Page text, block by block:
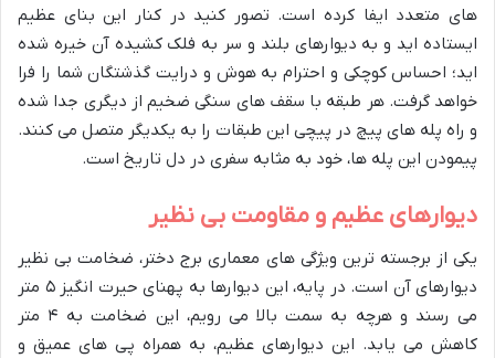
های متعدد ایفا کرده است. تصور کنید در کنار این بنای عظیم
ایستاده اید و به دیوارهای بلند و سر به فلک کشیده آن خیره شده
اید؛ احساس کوچکی و احترام به هوش و درایت گذشتگان شما را فرا
خواهد گرفت. هر طبقه با سقف های سنگی ضخیم از دیگری جدا شده
و راه پله های پیچ در پیچی این طبقات را به یکدیگر متصل می کنند.
پیمودن این پله ها، خود به مثابه سفری در دل تاریخ است.
دیوارهای عظیم و مقاومت بی نظیر
یکی از برجسته ترین ویژگی های معماری برج دختر، ضخامت بی نظیر
دیوارهای آن است. در پایه، این دیوارها به پهنای حیرت انگیز ۵ متر
می رسند و هرچه به سمت بالا می رویم، این ضخامت به ۴ متر
کاهش می یابد. این دیوارهای عظیم، به همراه پی های عمیق و